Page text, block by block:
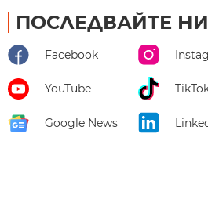
ПОСЛЕДВАЙТЕ
Facebook
YouTube
Google News